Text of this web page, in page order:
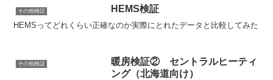
その他検証 HEMS検証
HEMSってどれくらい正確なのか実際にとれたデータと比較してみた
その他検証
暖房検証② セントラルヒーティ
ング（北海道向け）